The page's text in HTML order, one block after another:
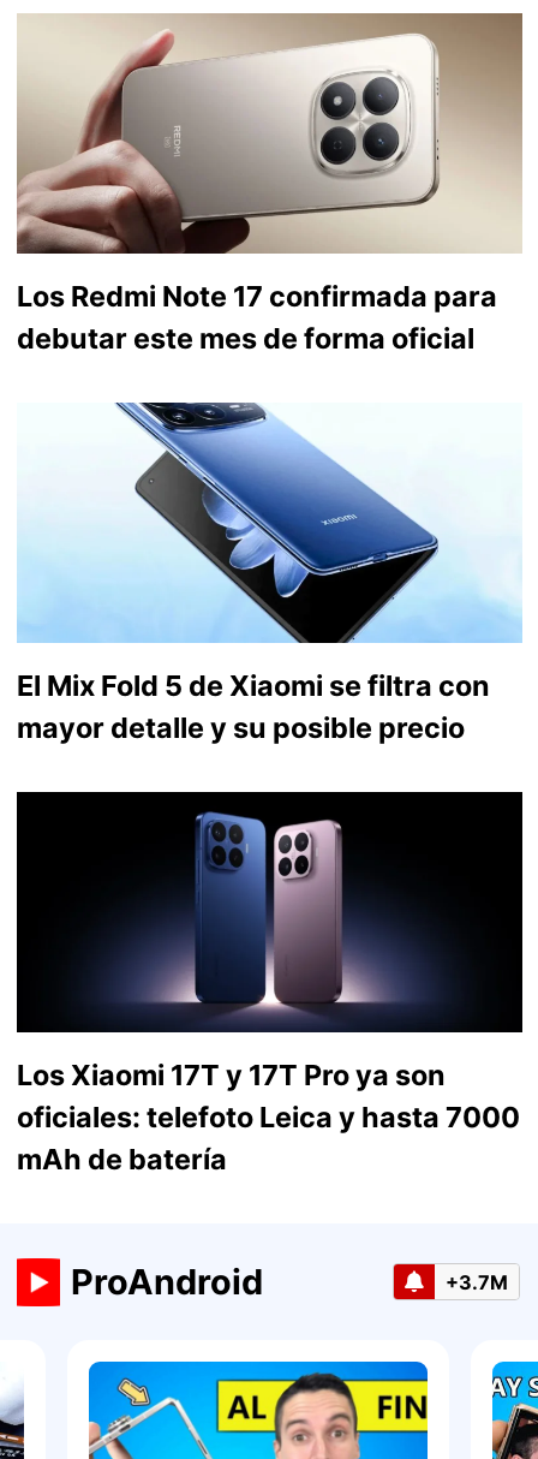
Los Redmi Note 17 confirmada para
debutar este mes de forma oficial
El Mix Fold 5 de Xiaomi se filtra con
mayor detalle y su posible precio
Los Xiaomi 17T y 17T Pro ya son
oficiales: telefoto Leica y hasta 7000
mAh de batería
ProAndroid +3.7M